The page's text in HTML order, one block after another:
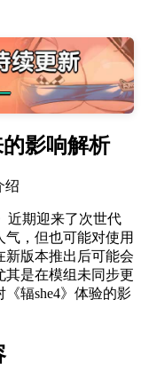
的影响解析
近期迎来了次世代
，但也可能对使用
新版本推出后可能会
其是在模组未同步更
辐she4》体验的影